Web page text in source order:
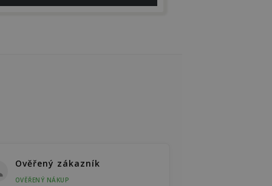
Ověřený zákazník
OVĚŘENÝ NÁKUP